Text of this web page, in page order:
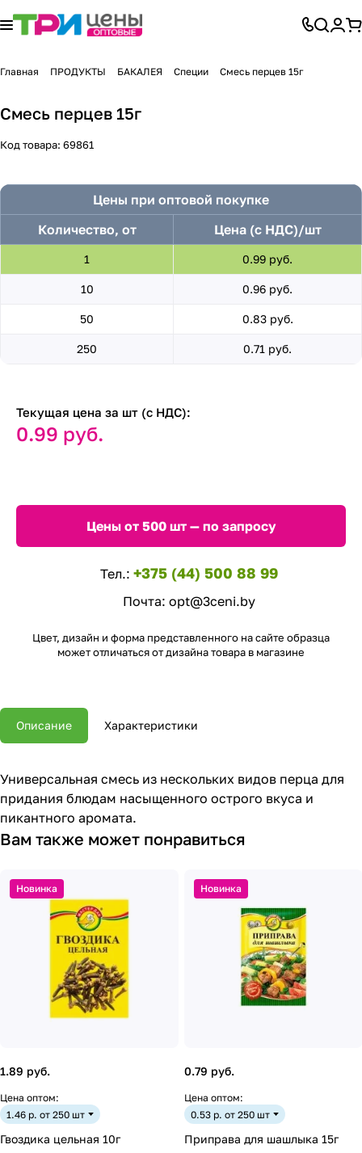
Главная ПРОДУКТЫ БАКАЛЕЯ Специи Смесь перцев 15г
Смесь перцев 15г
Код товара: 69861
Цены при оптовой покупке
Количество, от
Цена (с НДС)/шт
1 0.99 руб.
10 0.96 руб.
50 0.83 руб.
250 0.71 руб.
Текущая цена за шт (с НДС):
0.99 руб.
Цены от 500 шт — по запросу
Тел.: +375 (44) 500 88 99
Почта: opt@3ceni.by
Цвет, дизайн и форма представленного на сайте образца
может отличаться от дизайна товара в магазине
Описание Характеристики
Универсальная смесь из нескольких видов перца для
придания блюдам насыщенного острого вкуса и
пикантного аромата.
Вам также может понравиться
Новинка
1.89 руб.
Цена оптом:
1.46 р. от 250 шт
Гвоздика цельная 10г
Новинка
0.79 руб.
Цена оптом:
0.53 р. от 250 шт
Приправа для шашлыка 15г